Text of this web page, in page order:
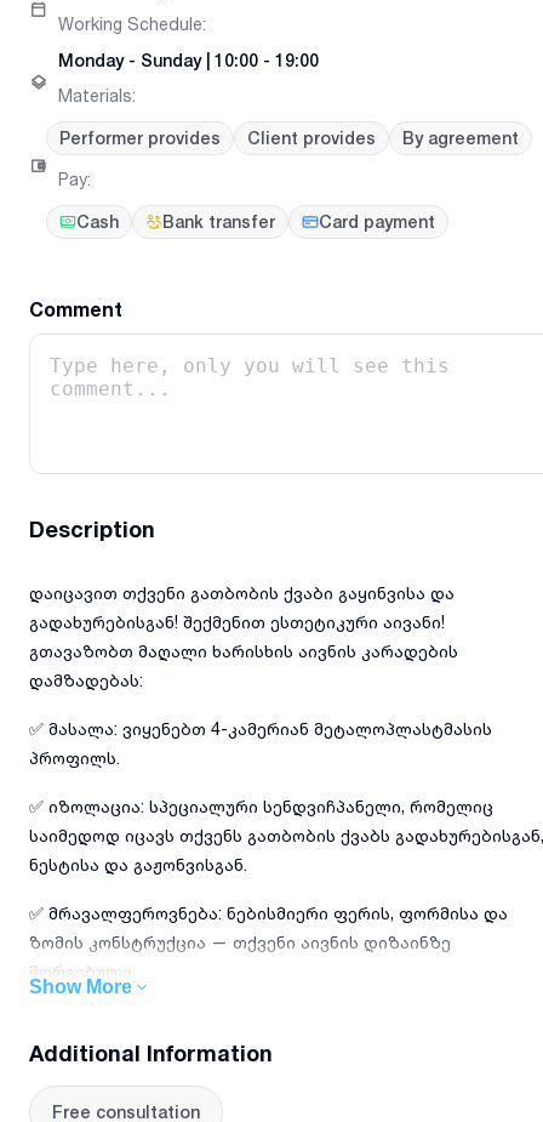
Working Schedule:
Monday- Sunday| 10:00 - 19:00
Materials:
Performer provides Client provides By agreement
Pay:
Cash Bank transfer Card payment
Comment
Description
დაიცავით თქვენი გათბობის ქვაბი გაყინვისა და
გადახურებისგან! შექმენით ესთეტიკური აივანი!
გთავაზობთ მაღალი ხარისხის აივნის კარადების
დამზადებას:
✅ მასალა: ვიყენებთ 4-კამერიან მეტალოპლასტმასის
პროფილს.
✅ იზოლაცია: სპეციალური სენდვიჩპანელი, რომელიც
საიმედოდ იცავს თქვენს გათბობის ქვაბს გადახურებისგან,
ნესტისა და გაჟონვისგან.
✅ მრავალფეროვნება: ნებისმიერი ფერის, ფორმისა და
ზომის კონსტრუქცია — თქვენი აივნის დიზაინზე
მორგებული.
უმაღლესი ხარისხის კარ-ფანჯრები.
სხვადასხვა სირთულის მეტალოპლასტმასის
Show More
Additional Information
Free consultation